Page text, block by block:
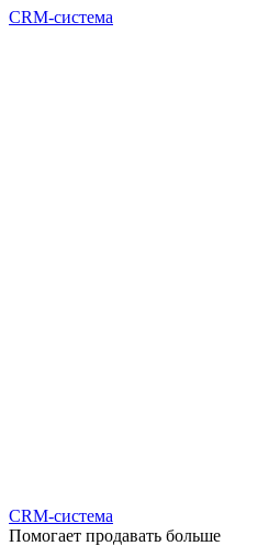
CRM-система
CRM-система
Помогает продавать больше